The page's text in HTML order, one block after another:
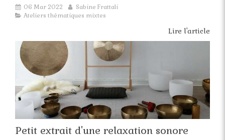
06 Mar 2022
Sabine Frattali
Ateliers thématiques mixtes
Lire l'article
Petit extrait d'une relaxation sonore